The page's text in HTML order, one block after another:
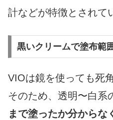
計などが特徴とされて
黒いクリームで塗布範
VIOは鏡を使っても死
そのため、透明〜白系
まで塗ったか分からな